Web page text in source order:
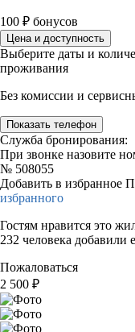
100 ₽ бонусов
Цена и доступность
Выберите даты и
проживания
Без комиссии и
Показать телефон
Служба бронирования:
При звонке назовите
№ 508055
Добавить в избранное
избранного
Гостям нравится это
232 человека добавили
Пожаловаться
2 500 ₽